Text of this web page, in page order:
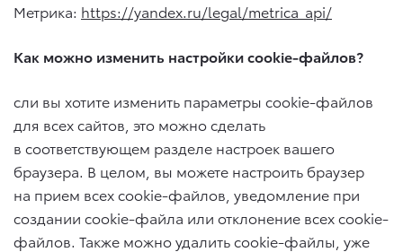
Метрика: https://yandex.ru/legal/metrica_api/
Как можно изменить настройки cookie-файлов?
сли вы хотите изменить параметры cookie-файлов
для всех сайтов, это можно сделать
в соответствующем разделе настроек вашего
браузера. В целом, вы можете настроить браузер
на прием всех cookie-файлов, уведомление при
создании cookie-файла или отклонение всех cookie-
файлов. Также можно удалить cookie-файлы, уже